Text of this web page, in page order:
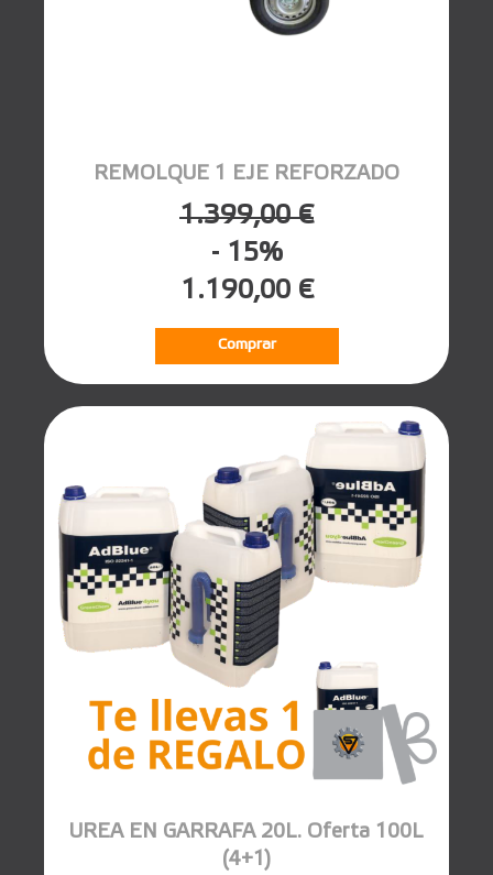
REMOLQUE 1 EJE REFORZADO
1.399,00 €
- 15%
1.190,00 €
Comprar
UREA EN GARRAFA 20L. Oferta 100L
(4+1)